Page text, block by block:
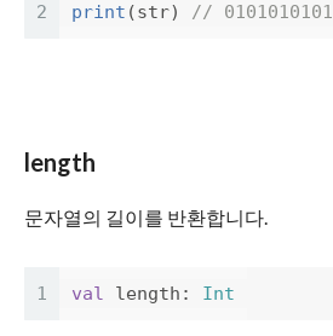
2
print (str) // 0101010101
length
문자열의 길이를 반환합니다.
1 val length : Int